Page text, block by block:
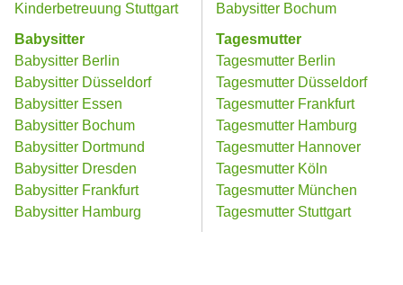
Kinderbetreuung Stuttgart
Babysitter
Babysitter Berlin
Babysitter Düsseldorf
Babysitter Essen
Babysitter Bochum
Babysitter Dortmund
Babysitter Dresden
Babysitter Frankfurt
Babysitter Hamburg
Babysitter Bochum
Tagesmutter
Tagesmutter Berlin
Tagesmutter Düsseldorf
Tagesmutter Frankfurt
Tagesmutter Hamburg
Tagesmutter Hannover
Tagesmutter Köln
Tagesmutter München
Tagesmutter Stuttgart